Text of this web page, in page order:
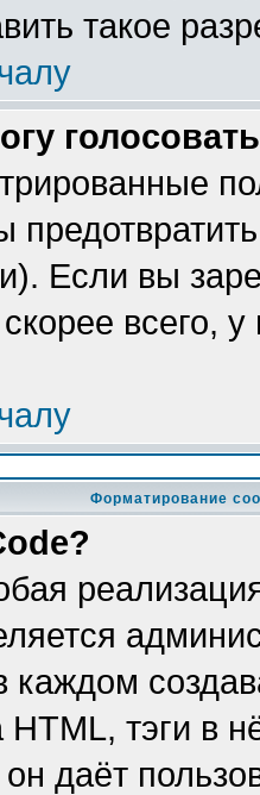
такое
Если вы
скорее всего,
Форматирование
каждом
тэги в
даёт